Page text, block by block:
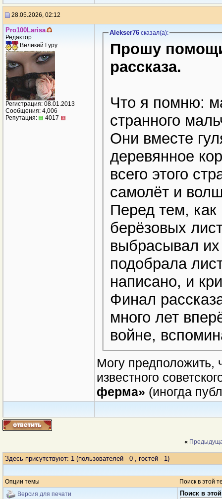
28.05.2026, 02:12
Pro100Larisa
Редактор
Великий Гуру
Регистрация: 08.01.2013
Сообщения: 4,006
Репутация:
4017
Alekser76сказал(a):
Прошу
рассказа.
Что я помню:
странного
Они вместе
деревянное
всего этого
самолёт и
Перед тем, как
берёзовых
выбрасывал их
подобрала
написано, и
Финал
много лет
войне,
Могу предположить,
известного
ферма» (иногда
«
Здесь присутствуют: 1 (пользователей - 0 , гостей - 1)
Опции темы
Поиск в этой
Версия для печати
Поиск в